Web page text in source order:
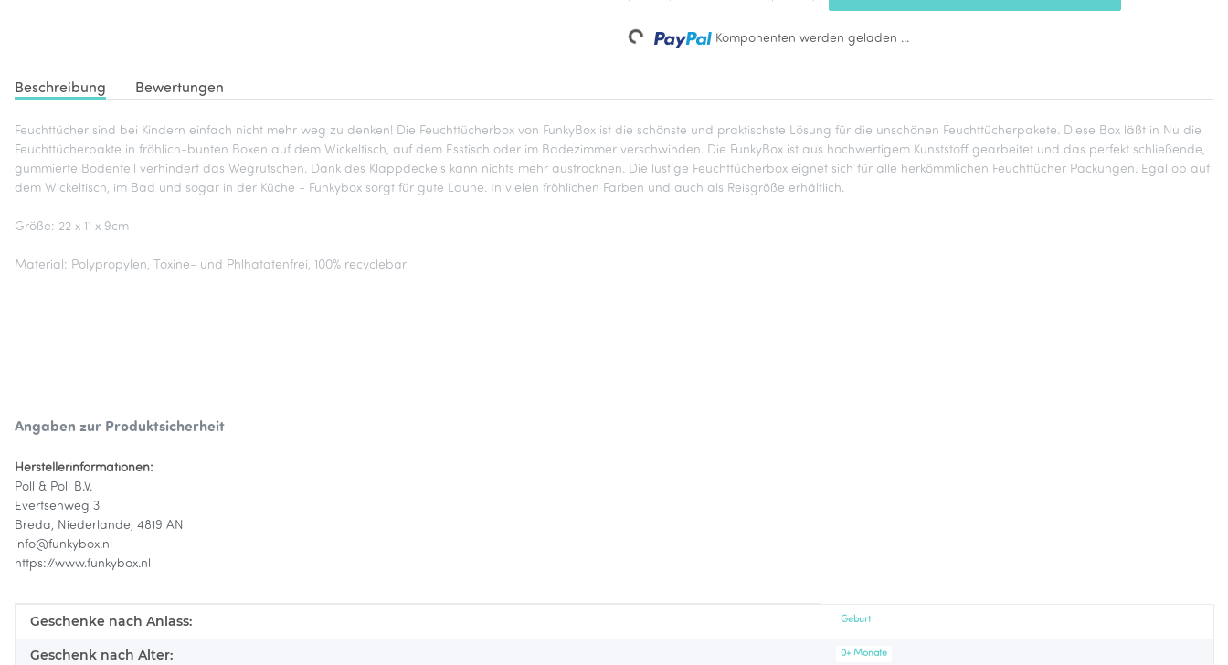
Loading... Komponenten werden geladen ...
Beschreibung Bewertungen
Feuchttücher sind bei Kindern einfach nicht mehr weg zu denken! Die Feuchttücherbox von FunkyBox ist die schönste und praktischste Lösung für die unschönen Feuchttücherpakete. Diese Box läßt in Nu die
Feuchttücherpakte in fröhlich-bunten Boxen auf dem Wickeltisch, auf dem Esstisch oder im Badezimmer verschwinden. Die FunkyBox ist aus hochwertigem Kunststoff gearbeitet und das perfekt schließende,
gummierte Bodenteil verhindert das Wegrutschen. Dank des Klappdeckels kann nichts mehr austrocknen. Die lustige Feuchttücherbox eignet sich für alle herkömmlichen Feuchttücher Packungen. Egal ob auf
dem Wickeltisch, im Bad und sogar in der Küche - Funkybox sorgt für gute Laune. In vielen fröhlichen Farben und auch als Reisgröße erhältlich.
Größe: 22 x 11 x 9cm
Material: Polypropylen, Toxine- und Phlhatatenfrei, 100% recyclebar
Angaben zur Produktsicherheit
Herstellerinformationen:
Poll & Poll B.V.
Evertsenweg 3
Breda, Niederlande, 4819 AN
info@funkybox.nl
https://www.funkybox.nl
Produkteigenschaft
Wert
Geschenke nach Anlass: Geburt
Geschenk nach Alter: 0+ Monate